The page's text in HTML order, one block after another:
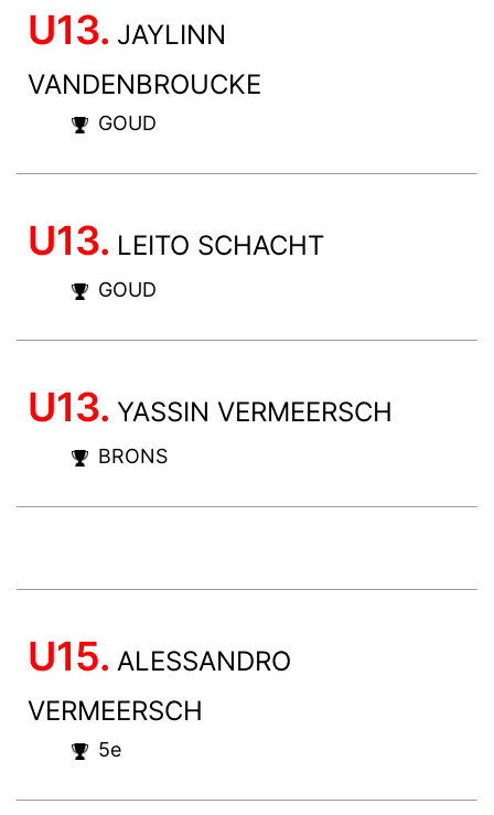
U13. JAYLINN
VANDENBROUCKE
GOUD
U13. LEITO SCHACHT
GOUD
U13. YASSIN VERMEERSCH
BRONS
U15. ALESSANDRO
VERMEERSCH
5e